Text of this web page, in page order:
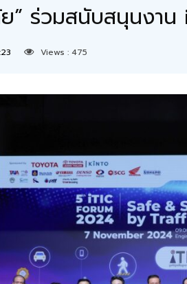
ย” ร่วมสนับสนุนงา
Views : 475